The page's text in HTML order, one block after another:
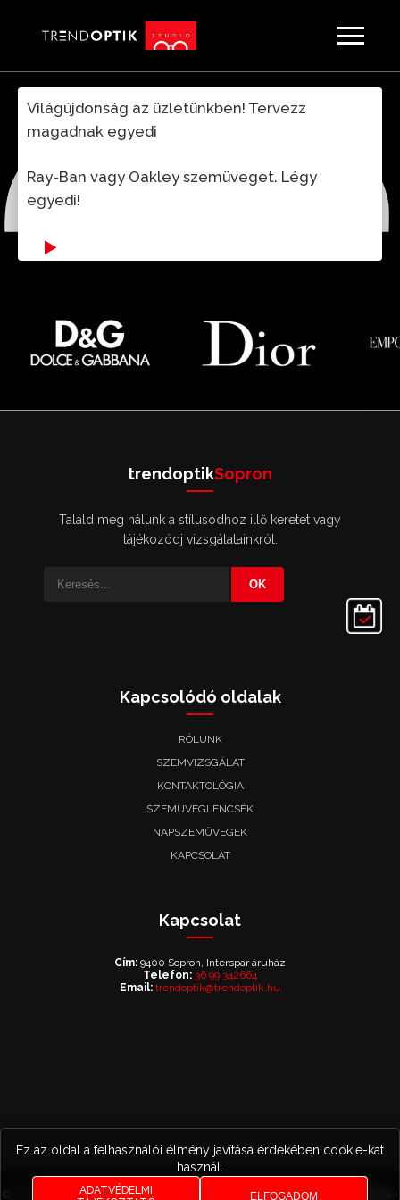
EGYEDI RAY-BAN
Ban:
Világújdonság az üzletünkben! Tervezz
magadnak egyedi
Ray-Ban vagy Oakley szemüveget. Légy
egyedi!
trendoptikSopron
Találd meg nálunk a stílusodhoz illő keretet vagy
tájékozódj vizsgálatainkról.
OK
Kapcsolódó oldalak
RÓLUNK
SZEMVIZSGÁLAT
KONTAKTOLÓGIA
SZEMÜVEGLENCSÉK
NAPSZEMÜVEGEK
KAPCSOLAT
Kapcsolat
Cím: 9400 Sopron, Interspar áruház
Telefon: 36 99 342664
Email: trendoptik@trendoptik.hu
© Copyright 2026 All rights reserved| Optika Sopron – Szemvizsgálat és Keretek |
Ez az oldal a felhasználói élmény javítása érdekében cookie-kat
használ.
ADATVÉDELMI
ELFOGADOM